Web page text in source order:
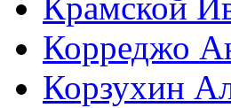
Крамской
Корреджо
Корзухин